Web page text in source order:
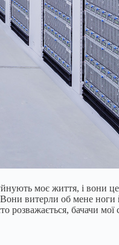
моє життя, і вони
витерли об мене ноги
бачачи мої